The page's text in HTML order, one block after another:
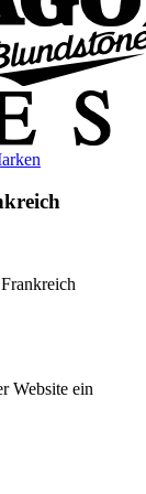
Website ein